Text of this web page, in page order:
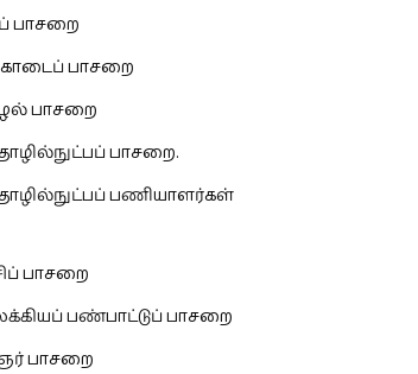
பாசறை
பாசறை
பாசறை
பாசறை.
பணியாளர்கள்
பாசறை
பண்பாட்டுப் பாசறை
பாசறை